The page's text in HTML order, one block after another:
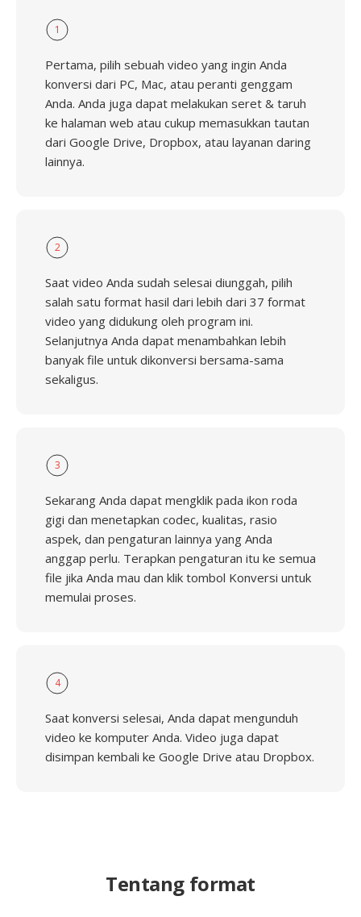
1
Pertama, pilih sebuah video yang ingin Anda
konversi dari PC, Mac, atau peranti genggam
Anda. Anda juga dapat melakukan seret & taruh
ke halaman web atau cukup memasukkan tautan
dari Google Drive, Dropbox, atau layanan daring
lainnya.
2
Saat video Anda sudah selesai diunggah, pilih
salah satu format hasil dari lebih dari 37 format
video yang didukung oleh program ini.
Selanjutnya Anda dapat menambahkan lebih
banyak file untuk dikonversi bersama-sama
sekaligus.
3
Sekarang Anda dapat mengklik pada ikon roda
gigi dan menetapkan codec, kualitas, rasio
aspek, dan pengaturan lainnya yang Anda
anggap perlu. Terapkan pengaturan itu ke semua
file jika Anda mau dan klik tombol Konversi untuk
memulai proses.
4
Saat konversi selesai, Anda dapat mengunduh
video ke komputer Anda. Video juga dapat
disimpan kembali ke Google Drive atau Dropbox.
Tentang format